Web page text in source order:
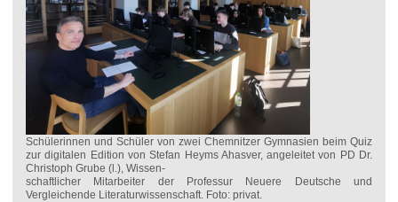
Schülerinnen und Schüler von zwei Chemnitzer Gymnasien beim Quiz
zur digitalen Edition von Stefan Heyms Ahasver, angeleitet von PD Dr.
Christoph Grube (l.), Wissen-
schaftlicher Mitarbeiter der Professur Neuere Deutsche und
Vergleichende Literaturwissenschaft. Foto: privat.